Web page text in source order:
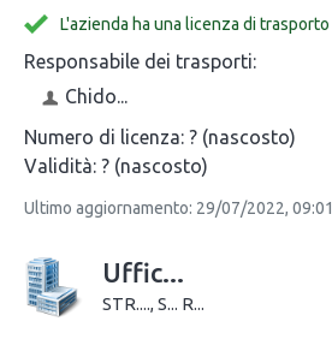
L'azienda ha una licenza di trasporto
Responsabile dei trasporti:
Chido...
Numero di licenza: ? (nascosto)
Validità: ? (nascosto)
Ultimo aggiornamento: 29/07/2022, 09:01
Uffic...
STR...., S... R...